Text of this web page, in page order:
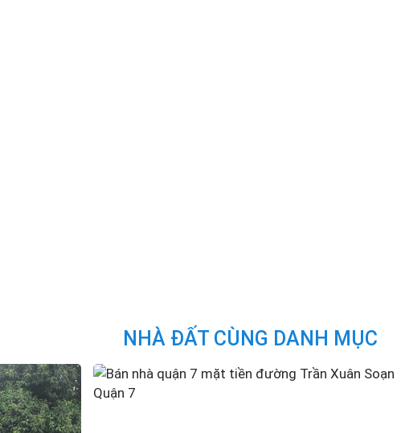
NHÀ ĐẤT CÙNG DANH MỤC